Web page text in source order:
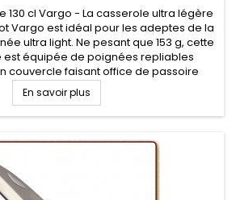
130 cl Vargo - La casserole ultra légère
Vargo est idéal pour les adeptes de la
ultra light. Ne pesant que 153 g, cette
est équipée de poignées repliables
couvercle faisant office de passoire
En savoir plus